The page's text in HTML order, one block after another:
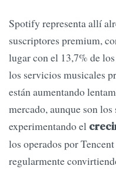
Spotify representa allí
suscriptores premium,
lugar con el 13,7% de
los servicios musicales
están aumentando
mercado, aunque son
experimentando el
los operados por
regularmente